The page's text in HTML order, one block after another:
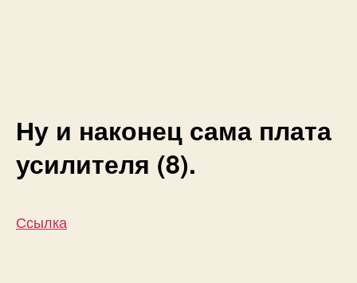
Ну и наконец сама плата
усилителя (8).
Ссылка